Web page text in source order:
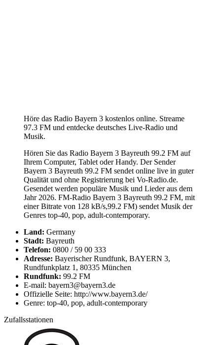
Höre das Radio Bayern 3 kostenlos online. Streame
97.3 FM und entdecke deutsches Live-Radio und
Musik.
Hören Sie das Radio Bayern 3 Bayreuth 99.2 FM auf
Ihrem Computer, Tablet oder Handy. Der Sender
Bayern 3 Bayreuth 99.2 FM sendet online live in guter
Qualität und ohne Registrierung bei Vo-Radio.de.
Gesendet werden populäre Musik und Lieder aus dem
Jahr 2026. FM-Radio Bayern 3 Bayreuth 99.2 FM, mit
einer Bitrate von 128 kB/s,99.2 FM) sendet Musik der
Genres top-40, pop, adult-contemporary.
Land: Germany
Stadt: Bayreuth
Telefon: 0800 / 59 00 333
Adresse: Bayerischer Rundfunk, BAYERN 3,
Rundfunkplatz 1, 80335 München
Rundfunk: 99.2 FM
E-mail: bayern3@bayern3.de
Offizielle Seite: http://www.bayern3.de/
Genre: top-40, pop, adult-contemporary
Zufallsstationen